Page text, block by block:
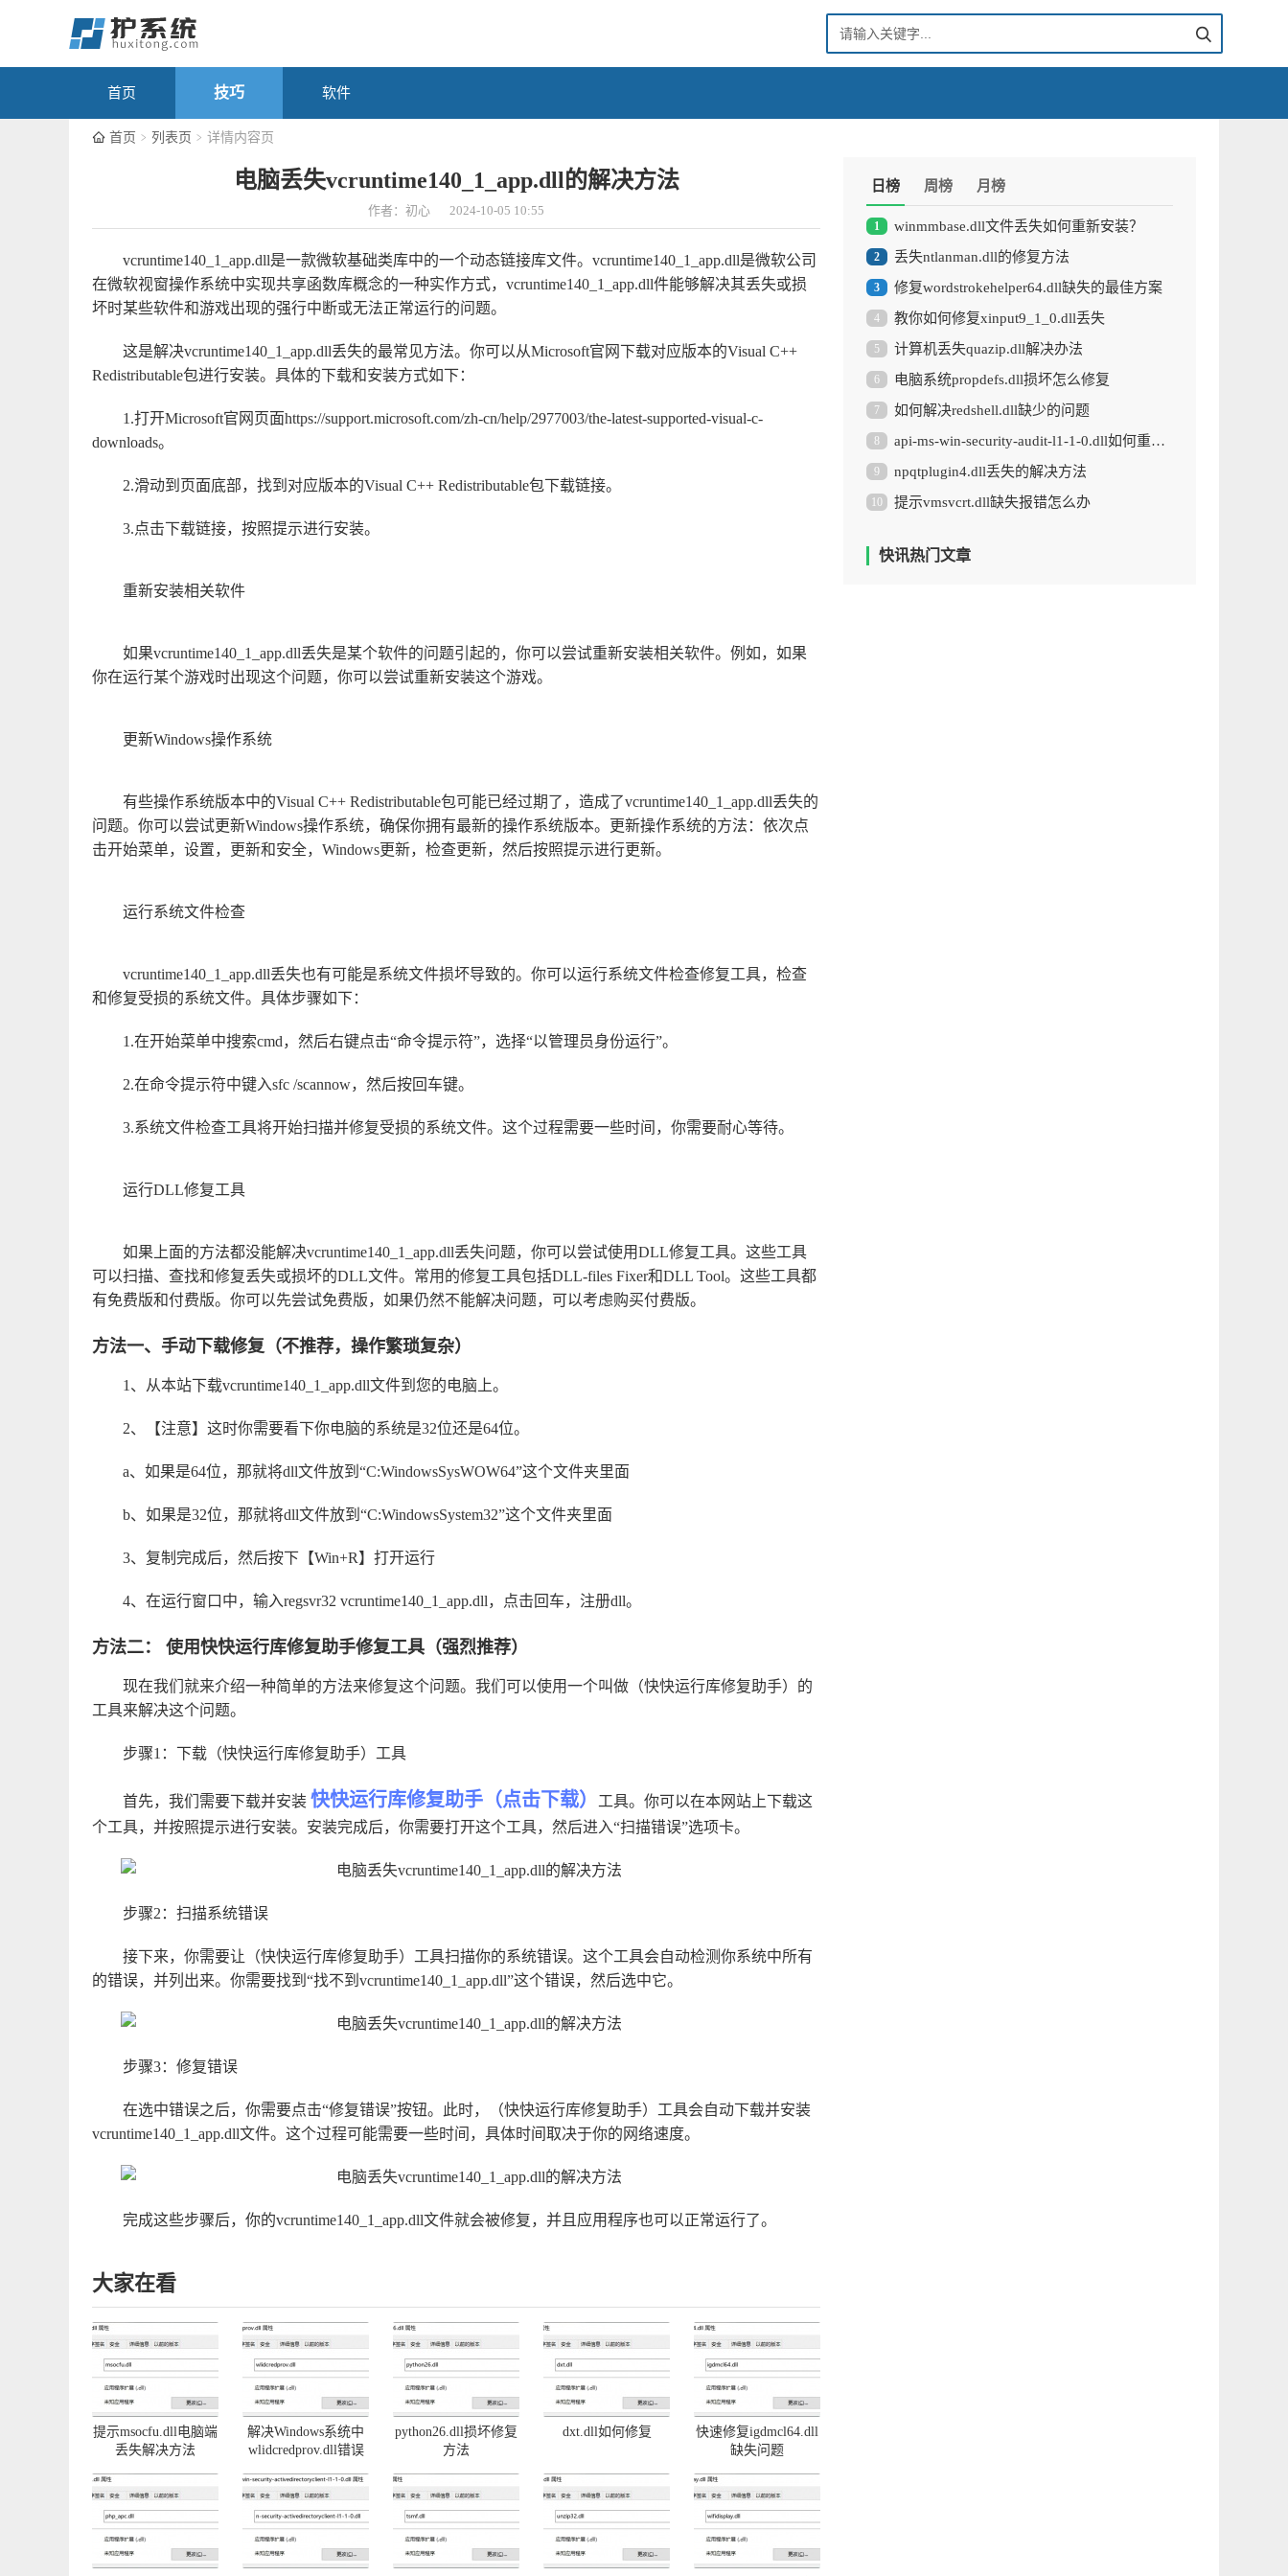
首页 技巧 软件
首页 列表页 详情内容页
电脑丢失vcruntime140_1_app.dll的解决方法
作者：初心 2024-10-05 10:55
vcruntime140_1_app.dll是一款微软基础类库中的一个动态链接库文件。vcruntime140_1_app.dll是微软公司
在微软视窗操作系统中实现共享函数库概念的一种实作方式，vcruntime140_1_app.dll件能够解决其丢失或损
坏时某些软件和游戏出现的强行中断或无法正常运行的问题。
这是解决vcruntime140_1_app.dll丢失的最常见方法。你可以从Microsoft官网下载对应版本的Visual C++
Redistributable包进行安装。具体的下载和安装方式如下：
1.打开Microsoft官网页面https://support.microsoft.com/zh-cn/help/2977003/the-latest-supported-visual-c-
downloads。
2.滑动到页面底部，找到对应版本的Visual C++ Redistributable包下载链接。
3.点击下载链接，按照提示进行安装。
重新安装相关软件
如果vcruntime140_1_app.dll丢失是某个软件的问题引起的，你可以尝试重新安装相关软件。例如，如果
你在运行某个游戏时出现这个问题，你可以尝试重新安装这个游戏。
更新Windows操作系统
有些操作系统版本中的Visual C++ Redistributable包可能已经过期了，造成了vcruntime140_1_app.dll丢失的
问题。你可以尝试更新Windows操作系统，确保你拥有最新的操作系统版本。更新操作系统的方法：依次点
击开始菜单，设置，更新和安全，Windows更新，检查更新，然后按照提示进行更新。
运行系统文件检查
vcruntime140_1_app.dll丢失也有可能是系统文件损坏导致的。你可以运行系统文件检查修复工具，检查
和修复受损的系统文件。具体步骤如下：
1.在开始菜单中搜索cmd，然后右键点击“命令提示符”，选择“以管理员身份运行”。
2.在命令提示符中键入sfc /scannow，然后按回车键。
3.系统文件检查工具将开始扫描并修复受损的系统文件。这个过程需要一些时间，你需要耐心等待。
运行DLL修复工具
如果上面的方法都没能解决vcruntime140_1_app.dll丢失问题，你可以尝试使用DLL修复工具。这些工具
可以扫描、查找和修复丢失或损坏的DLL文件。常用的修复工具包括DLL-files Fixer和DLL Tool。这些工具都
有免费版和付费版。你可以先尝试免费版，如果仍然不能解决问题，可以考虑购买付费版。
方法一、手动下载修复（不推荐，操作繁琐复杂）
1、从本站下载vcruntime140_1_app.dll文件到您的电脑上。
2、【注意】这时你需要看下你电脑的系统是32位还是64位。
a、如果是64位，那就将dll文件放到“C:WindowsSysWOW64”这个文件夹里面
b、如果是32位，那就将dll文件放到“C:WindowsSystem32”这个文件夹里面
3、复制完成后，然后按下【Win+R】打开运行
4、在运行窗口中，输入regsvr32 vcruntime140_1_app.dll，点击回车，注册dll。
方法二： 使用快快运行库修复助手修复工具（强烈推荐）
现在我们就来介绍一种简单的方法来修复这个问题。我们可以使用一个叫做（快快运行库修复助手）的
工具来解决这个问题。
步骤1：下载（快快运行库修复助手）工具
首先，我们需要下载并安装 快快运行库修复助手（点击下载）
工具。你可以在本网站上下载这
个工具，并按照提示进行安装。安装完成后，你需要打开这个工具，然后进入“扫描错误”选项卡。
步骤2：扫描系统错误
接下来，你需要让（快快运行库修复助手）工具扫描你的系统错误。这个工具会自动检测你系统中所有
的错误，并列出来。你需要找到“找不到vcruntime140_1_app.dll”这个错误，然后选中它。
步骤3：修复错误
在选中错误之后，你需要点击“修复错误”按钮。此时，（快快运行库修复助手）工具会自动下载并安装
vcruntime140_1_app.dll文件。这个过程可能需要一些时间，具体时间取决于你的网络速度。
完成这些步骤后，你的vcruntime140_1_app.dll文件就会被修复，并且应用程序也可以正常运行了。
大家在看
提示msocfu.dll电脑端
丢失解决方法
解决Windows系统中
wlidcredprov.dll错误
python26.dll损坏修复
方法
dxt.dll如何修复
快速修复igdmcl64.dll
缺失问题
日榜 周榜 月榜
1 winmmbase.dll文件丢失如何重新安装？
2 丢失ntlanman.dll的修复方法
3 修复wordstrokehelper64.dll缺失的最佳方案
4 教你如何修复xinput9_1_0.dll丢失
5 计算机丢失quazip.dll解决办法
6 电脑系统propdefs.dll损坏怎么修复
7 如何解决redshell.dll缺少的问题
8 api-ms-win-security-audit-l1-1-0.dll如何重新安装
9 npqtplugin4.dll丢失的解决方法
10 提示vmsvcrt.dll缺失报错怎么办
快讯热门文章